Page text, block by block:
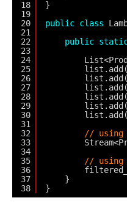
18
19
20
21
22
23
24
25
26
27
28
29
30
31
32
33
34
35
36
37
38
}
public class
public
list.add(
list.add(
list.add(
list.add(
list.add(
list.add(
// using
// using
}
}